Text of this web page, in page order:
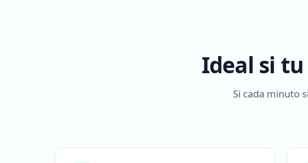
Ideal si
Si cada minuto